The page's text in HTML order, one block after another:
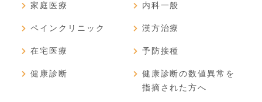
家庭医療 内科一般
ペインクリニック 漢方治療
在宅医療 予防接種
健康診断
健康診断の数値異常を
指摘された方へ